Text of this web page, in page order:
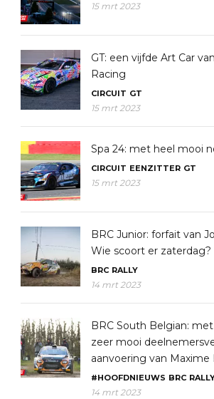
15 mrt 2023
GT: een vijfde Art Car
Racing
CIRCUIT GT
15 mrt 2023
Spa 24: met heel mooi
CIRCUIT EENZITTER GT
15 mrt 2023
BRC Junior: forfait van
Wie scoort er zaterdag?
BRC RALLY
14 mrt 2023
BRC South Belgian:
zeer mooi
aanvoering van
#HOOFDNIEUWS BRC
14 mrt 2023